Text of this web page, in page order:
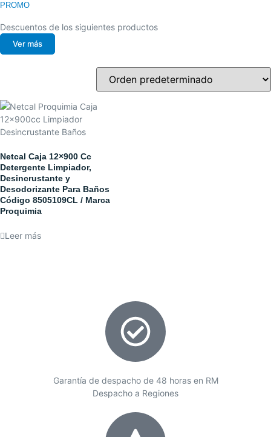
PROMO
Descuentos de los siguientes productos
Ver más
Netcal Caja 12×900 Cc
Detergente Limpiador,
Desincrustante y
Desodorizante Para Baños
Código 8505109CL / Marca
Proquimia
Leer más
Garantía de despacho de 48 horas en RM
Despacho a Regiones